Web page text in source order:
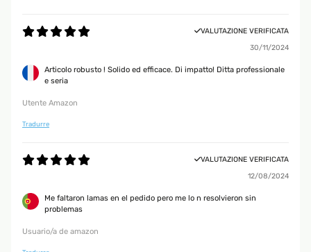
VALUTAZIONE VERIFICATA
30/11/2024
Articolo robusto ! Solido ed efficace. Di impatto! Ditta professionale
e seria
Utente Amazon
Tradurre
VALUTAZIONE VERIFICATA
12/08/2024
Me faltaron lamas en el pedido pero me lo n resolvieron sin
problemas
Usuario/a de amazon